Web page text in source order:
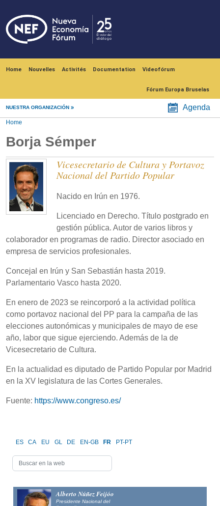
Home Nouvelles Activités Documentation Videofórum
Fórum Europa Bruselas
NUESTRA ORGANIZACIÓN Agenda
Home
Borja Sémper
Vicesecretario de Cultura y Portavoz
Nacional del Partido Popular
Nacido en Irún en 1976.
Licenciado en Derecho. Título postgrado en
gestión pública. Autor de varios libros y
colaborador en programas de radio. Director asociado en
empresa de servicios profesionales.
Concejal en Irún y San Sebastián hasta 2019.
Parlamentario Vasco hasta 2020.
En enero de 2023 se reincorporó a la actividad política
como portavoz nacional del PP para la campaña de las
elecciones autonómicas y municipales de mayo de ese
año, labor que sigue ejerciendo. Además de la de
Vicesecretario de Cultura.
En la actualidad es diputado de Partido Popular por Madrid
en la XV legislatura de las Cortes Generales.
Fuente: https://www.congreso.es/
ES CA EU GL DE EN-GB FR PT-PT
Alberto Núñez Feijóo
Presidente Nacional del